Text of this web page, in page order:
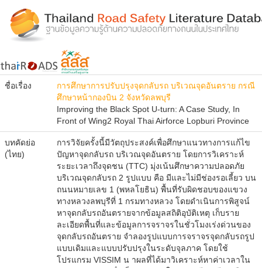
ชื่อเรื่อง
การศึกษาการปรับปรุงจุดกลับรถ บริเวณจุดอันตราย กรณี
ศึกษาหน้ากองบิน 2 จังหวัดลพบุรี
Improving the Black Spot U-turn: A Case Study, In
Front of Wing2 Royal Thai Airforce Lopburi Province
บทคัดย่อ
(ไทย)
การวิจัยครั้งนี้มีวัตถุประสงค์เพื่อศึกษาแนวทางการแก้ไข
ปัญหาจุดกลับรถ บริเวณจุดอันตราย โดยการวิเคราะห์
ระยะเวลาถึงจุดชน (TTC) มุ่งเน้นศึกษาความปลอดภัย
บริเวณจุดกลับรถ 2 รูปแบบ คือ มีและไม่มีช่องรอเลี้ยว บน
ถนนหมายเลข 1 (พหลโยธิน) พื้นที่รับผิดชอบของแขวง
ทางหลวงลพบุรีที่ 1 กรมทางหลวง โดยดำเนินการพิสูจน์
หาจุดกลับรถอันตรายจากข้อมูลสถิติอุบัติเหตุ เก็บราย
ละเอียดพื้นที่และข้อมูลการจราจรในชั่วโมงเร่งด่วนของ
จุดกลับรถอันตราย จำลองรูปแบบการจราจรจุดกลับรถรูป
แบบเดิมและแบบปรับปรุงในระดับจุลภาค โดยใช้
โปรแกรม VISSIM น าผลที่ได้มาวิเคราะห์หาค่าเวลาใน